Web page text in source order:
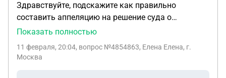
Здравствуйте, подскажите как правильно
составить аппеляцию на решение суда о
взыскании долга. Не смогла придти заявить
долг от 2007 года , пл уступке от 2022. 3 года
Показать полностью
11 февраля, 20:04, вопрос №4854863, Елена Елена, г.
Москва